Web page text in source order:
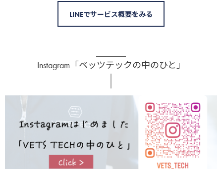
LINEでサービス概要をみる
Instagram「ベッツテックの中のひと」